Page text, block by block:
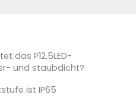
das P12.5LED-
und staubdicht?
ist IP65